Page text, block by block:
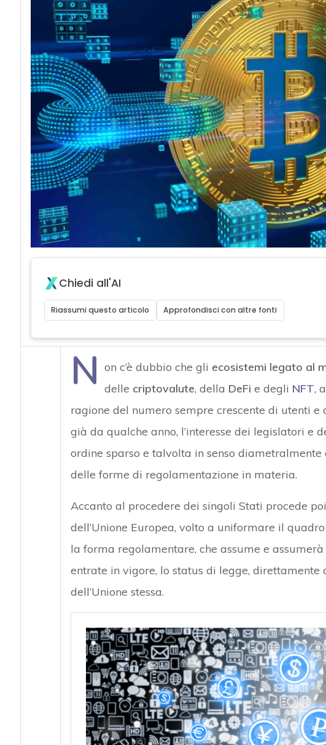
Chiedi all'AI
Riassumi questo articolo Approfondisci con altre fonti
N on c’è dubbio che gli ecosistemi legato al
delle criptovalute, della DeFi e degli NFT,
ragione del numero sempre crescente di utenti
già da qualche anno, l’interesse dei legislatori e
ordine sparso e talvolta in senso
delle forme di regolamentazione in materia.
Accanto al procedere dei singoli Stati procede
dell’Unione Europea, volto a uniformare il
la forma regolamentare, che assume e
entrate in vigore, lo status di legge,
dell’Unione stessa.